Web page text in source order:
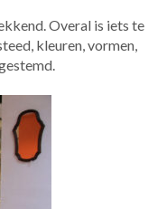
Overal is iets te
kleuren, vormen,